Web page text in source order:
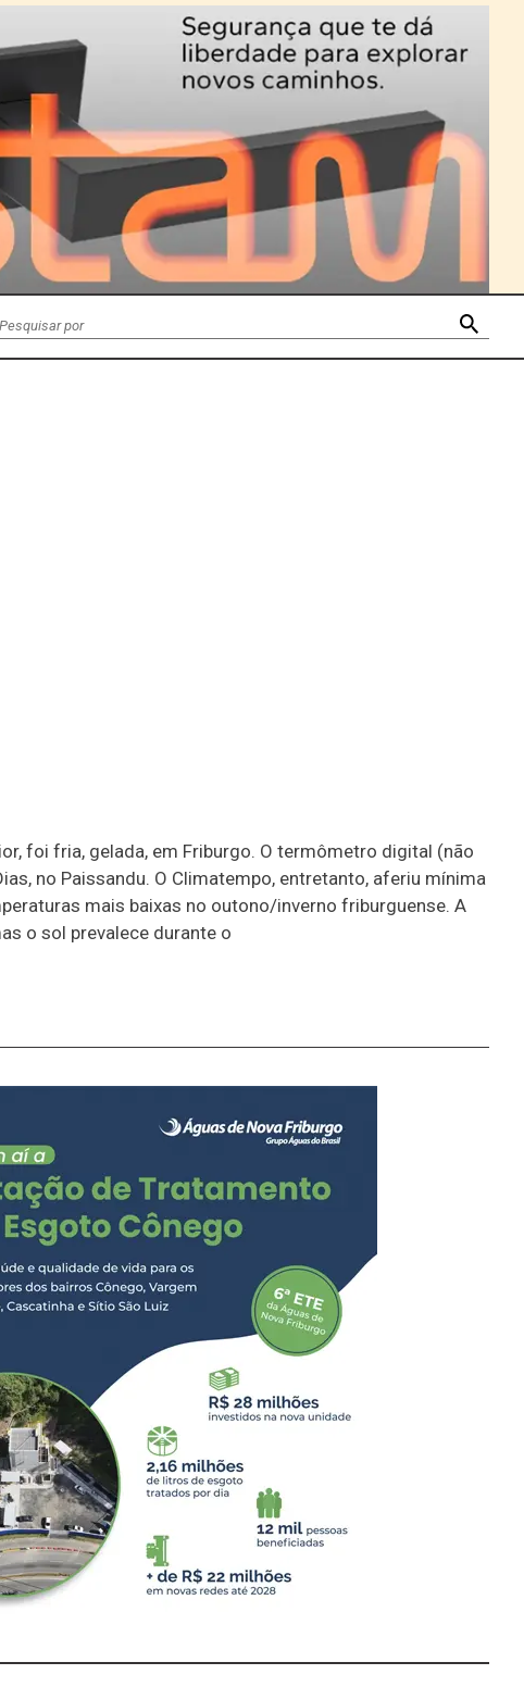
foi fria, gelada, em Friburgo. O termômetro digital (não
no Paissandu. O Climatempo, entretanto, aferiu mínima
mais baixas no outono/inverno friburguense. A
o sol prevalece durante o